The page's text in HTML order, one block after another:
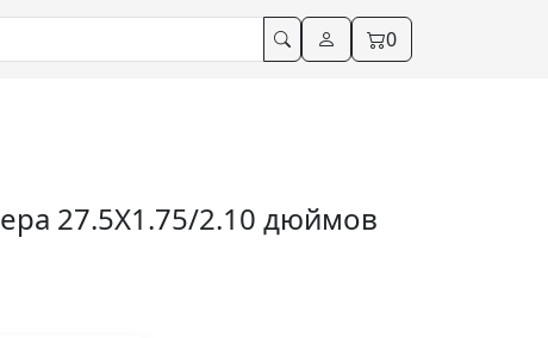
0
27.5X1.75/2.10 дюймов